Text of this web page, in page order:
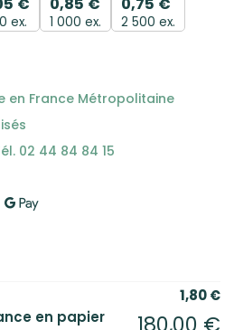
ex. 1 000 ex. 2 500 ex.
en France Métropolitaine
02 44 84 84 15
1,80€
en papier